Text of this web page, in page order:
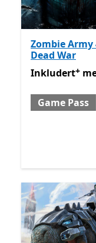
Zombie Army
Dead War
Inkludert med
Inkludert+
Game Pass